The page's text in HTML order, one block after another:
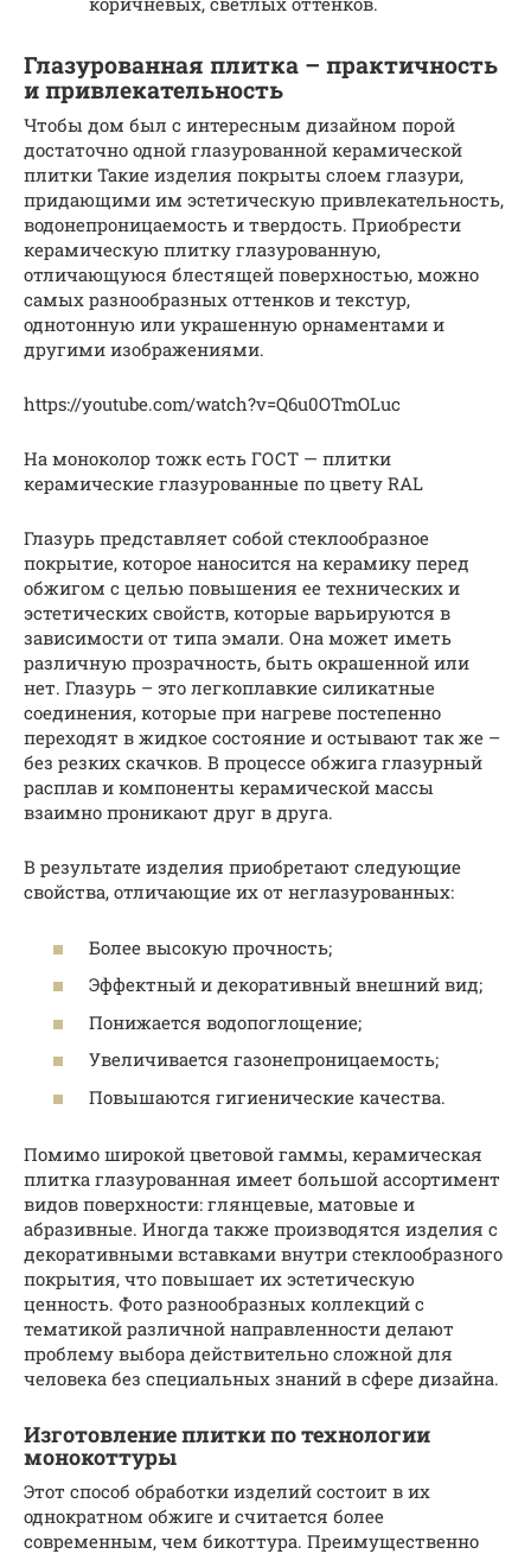
Глазурованная плитка – практичность
и привлекательность
Чтобы дом был с интересным дизайном порой
достаточно одной глазурованной керамической
плитки Такие изделия покрыты слоем глазури,
придающими им эстетическую привлекательность,
водонепроницаемость и твердость. Приобрести
керамическую плитку глазурованную,
отличающуюся блестящей поверхностью, можно
самых разнообразных оттенков и текстур,
однотонную или украшенную орнаментами и
другими изображениями.
https://youtube.com/watch?v=Q6u0OTmOLuc
На моноколор тожк есть ГОСТ — плитки
керамические глазурованные по цвету RAL
Глазурь представляет собой стеклообразное
покрытие, которое наносится на керамику перед
обжигом с целью повышения ее технических и
эстетических свойств, которые варьируются в
зависимости от типа эмали. Она может иметь
различную прозрачность, быть окрашенной или
нет. Глазурь – это легкоплавкие силикатные
соединения, которые при нагреве постепенно
переходят в жидкое состояние и остывают так же –
без резких скачков. В процессе обжига глазурный
расплав и компоненты керамической массы
взаимно проникают друг в друга.
В результате изделия приобретают следующие
свойства, отличающие их от неглазурованных:
Более высокую прочность;
Эффектный и декоративный внешний вид;
Понижается водопоглощение;
Увеличивается газонепроницаемость;
Повышаются гигиенические качества.
Помимо широкой цветовой гаммы, керамическая
плитка глазурованная имеет большой ассортимент
видов поверхности: глянцевые, матовые и
абразивные. Иногда также производятся изделия с
декоративными вставками внутри стеклообразного
покрытия, что повышает их эстетическую
ценность. Фото разнообразных коллекций с
тематикой различной направленности делают
проблему выбора действительно сложной для
человека без специальных знаний в сфере дизайна.
Изготовление плитки по технологии
монокоттуры
Этот способ обработки изделий состоит в их
однократном обжиге и считается более
современным, чем бикоттура. Преимущественно